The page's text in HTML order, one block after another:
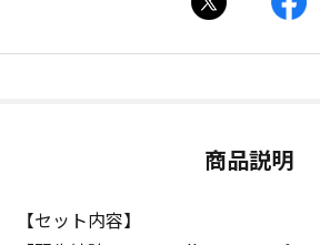
商品説明
【セット内容】